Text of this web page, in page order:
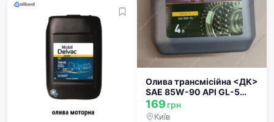
Олива трансмісійна <ДК>
SAE 85W-90 API GL-5
(Каністра 1л) 4102981309
169 грн
Київ